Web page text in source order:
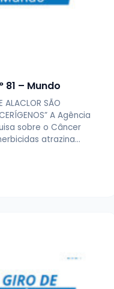
81 – Mundo
ALACLOR SÃO
A Agência
sobre o Câncer
atrazina…